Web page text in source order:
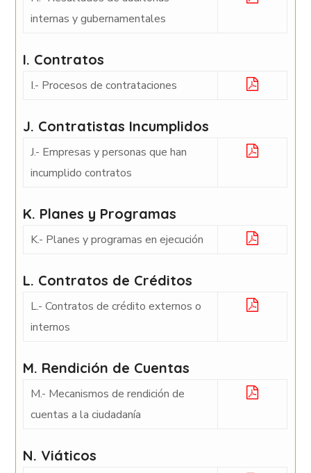
internas y gubernamentales
I. Contratos
I.- Procesos de contrataciones
J. Contratistas Incumplidos
J.- Empresas y personas que han
incumplido contratos
K. Planes y Programas
K.- Planes y programas en ejecución
L. Contratos de Créditos
L.- Contratos de crédito externos o
internos
M. Rendición de Cuentas
M.- Mecanismos de rendición de
cuentas a la ciudadanía
N. Viáticos